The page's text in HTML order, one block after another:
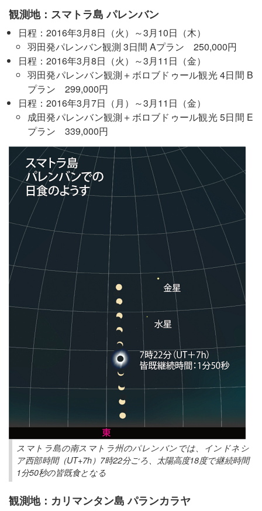
観測地：スマトラ島 パレンバン
日程：2016年3月8日（火）～3月10日（木）
羽田発パレンバン観測 3日間 Aプラン 250,000円
日程：2016年3月8日（火）～3月11日（金）
羽田発パレンバン観測＋ボロブドゥール観光 4日間 B
プラン 299,000円
日程：2016年3月7日（月）～3月11日（金）
成田発パレンバン観測＋ボロブドゥール観光 5日間 E
プラン 339,000円
スマトラ島の南スマトラ州のパレンバンでは、インドネシ
ア西部時間（UT+7h）7時22分ごろ、太陽高度18度で継続時間
1分50秒の皆既食となる
観測地：カリマンタン島 パランカラヤ